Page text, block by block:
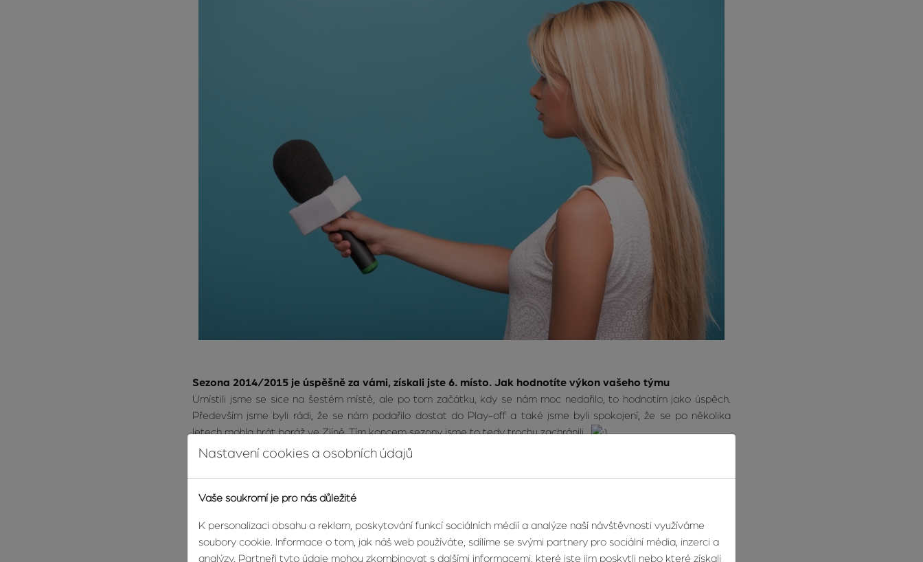
Sezona 2014/2015 je úspěšně za vámi, získali jste 6. místo. Jak hodnotíte výkon vašeho týmu
Umístili jsme se sice na šestém místě, ale po tom začátku, kdy se nám moc nedařilo, to hodnotím jako úspěch.
Především jsme byli rádi, že se nám podařilo dostat do Play-off a také jsme byli spokojení, že se po několika
letech mohla hrát baráž ve Zlíně. Tím koncem sezony jsme to tedy trochu zachránili
.
Nastavení cookies a osobních údajů
Vaše soukromí je pro nás důležité
K personalizaci obsahu a reklam, poskytování funkcí sociálních médií a analýze naší návštěvnosti využíváme
soubory cookie. Informace o tom, jak náš web používáte, sdílíme se svými partnery pro sociální média, inzerci a
analýzy. Partneři tyto údaje mohou zkombinovat s dalšími informacemi, které jste jim poskytli nebo které získali